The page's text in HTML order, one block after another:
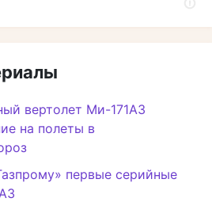
вертолет Ми-171А3
на полеты в
первые серийные